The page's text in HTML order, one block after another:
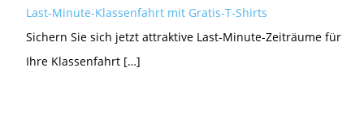
Last-Minute-Klassenfahrt mit Gratis-T-Shirts
Sichern Sie sich jetzt attraktive Last-Minute-Zeiträume für
Ihre Klassenfahrt […]